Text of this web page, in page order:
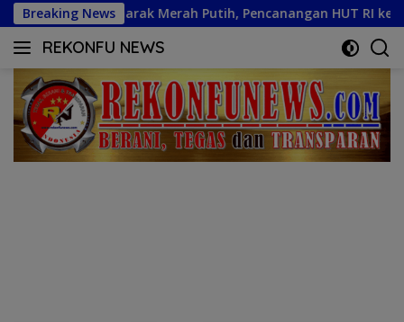
Langsung
ke
konten
Breaking News
Putih, Pencanangan HUT RI ke-81 di Marisa Berlangsung
REKONFU NEWS
Tegas,
Berani
dan
Transparan